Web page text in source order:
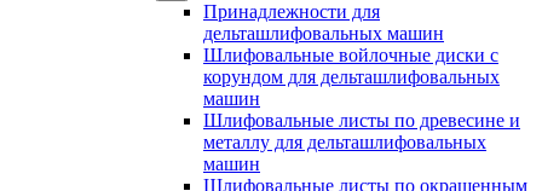
Принадлежности для
дельташлифовальных машин
Шлифовальные войлочные диски с
корундом для дельташлифовальных
машин
Шлифовальные листы по древесине и
металлу для дельташлифовальных
машин
Шлифовальные листы по окрашенным